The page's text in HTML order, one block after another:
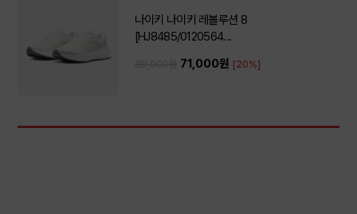
나이키 나이키 레볼루션 8
[HJ8485/0120564...
71,000원 [20%]